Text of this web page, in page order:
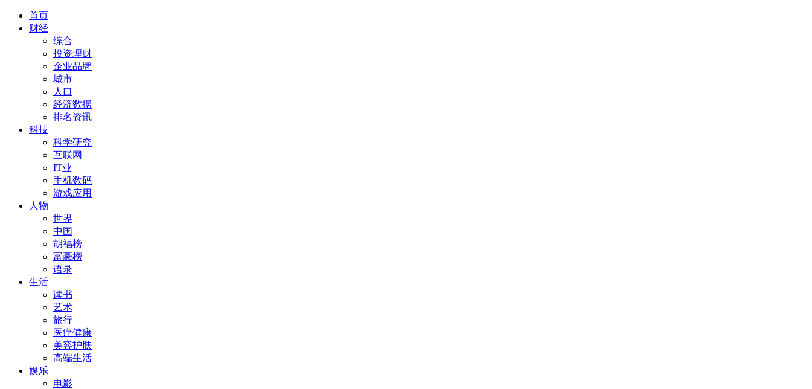
首页
财经
综合
投资理财
企业品牌
城市
人口
经济数据
排名资讯
科技
科学研究
互联网
IT业
手机数码
游戏应用
人物
世界
中国
胡福榜
富豪榜
语录
生活
读书
艺术
旅行
医疗健康
美容护肤
高端生活
娱乐
电影